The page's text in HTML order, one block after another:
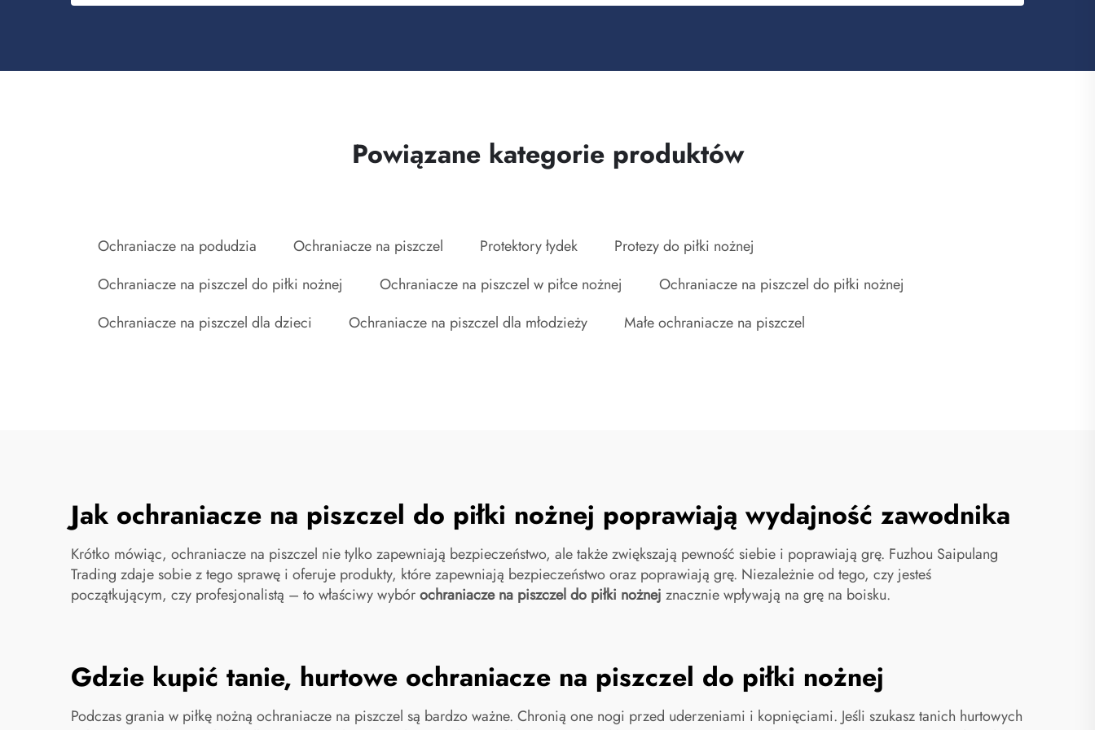
Powiązane kategorie produktów
Ochraniacze na podudzia Ochraniacze na piszczel Protektory łydek
Protezy do piłki nożnej
Ochraniacze na piszczel do piłki nożnej
Ochraniacze na piszczel w piłce nożnej
Ochraniacze na piszczel do piłki nożnej
Ochraniacze na piszczel dla dzieci
Ochraniacze na piszczel dla młodzieży Małe ochraniacze na piszczel
Jak ochraniacze na piszczel do piłki nożnej poprawiają wydajność zawodnika
Krótko mówiąc, ochraniacze na piszczel nie tylko zapewniają bezpieczeństwo, ale także zwiększają pewność siebie i poprawiają grę. Fuzhou Saipulang
Trading zdaje sobie z tego sprawę i oferuje produkty, które zapewniają bezpieczeństwo oraz poprawiają grę. Niezależnie od tego, czy jesteś
początkującym, czy profesjonalistą – to właściwy wybórochraniacze na piszczel do piłki nożnej znacznie wpływają na grę na boisku.
Gdzie kupić tanie, hurtowe ochraniacze na piszczel do piłki nożnej
Podczas grania w piłkę nożną ochraniacze na piszczel są bardzo ważne. Chronią one nogi przed uderzeniami i kopnięciami. Jeśli szukasz tanich hurtowych